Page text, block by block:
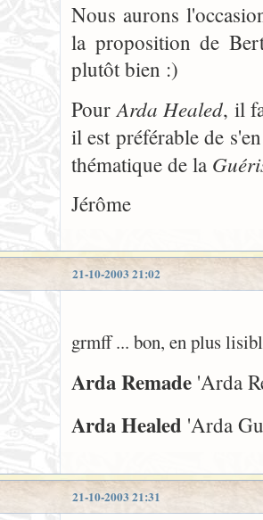
Nous aurons
la proposition de
plutôt bien :)
PourArda Healed, il
il est préférable de
thématique de la
Jérôme
21-10-2003 21:02
grmff ... bon, en plus
Arda Remade 'Arda
Arda Healed 'Arda
21-10-2003 21:31